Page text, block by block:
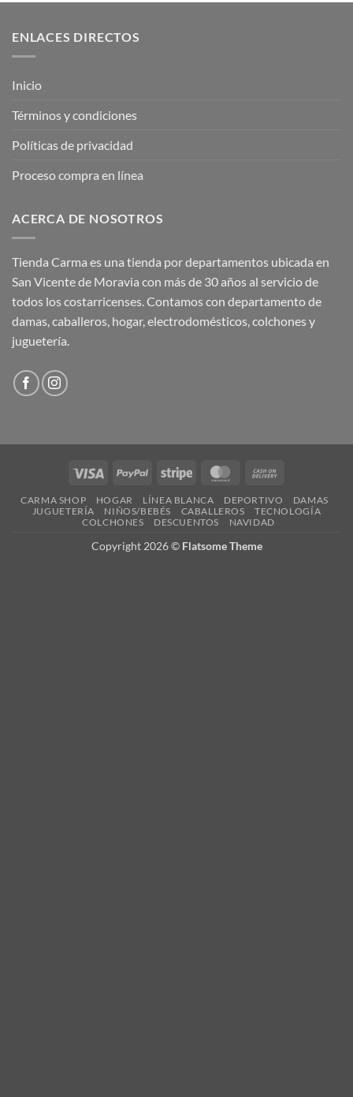
ENLACES DIRECTOS
Inicio
Términos y condiciones
Políticas de privacidad
Proceso compra en línea
ACERCA DE NOSOTROS
Tienda Carma es una tienda por departamentos ubicada en
San Vicente de Moravia con más de 30 años al servicio de
todos los costarricenses. Contamos con departamento de
damas, caballeros, hogar, electrodomésticos, colchones y
juguetería.
Visa PayPal Stripe MasterCard
Delivery
CARMA SHOP HOGAR LÍNEA BLANCA DEPORTIVO
DAMAS
JUGUETERÍA
NIÑOS/BEBÉS CABALLEROS
TECNOLOGÍA
COLCHONES
DESCUENTOS NAVIDAD
Copyright 2026 © Flatsome Theme